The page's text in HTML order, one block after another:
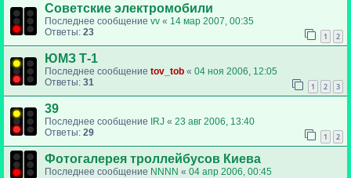
Советские электромобили
Последнее сообщение vv « 14 мар 2007, 00:35
Ответы: 23 1 2
ЮМЗ Т-1
Последнее сообщение tov_tob « 04 ноя 2006, 12:05
Ответы: 31 1 2 3
39
Последнее сообщение IRJ « 23 авг 2006, 13:40
Ответы: 29 1 2
Фотогалерея троллейбусов Киева
Последнее сообщение NNNN « 04 апр 2006, 00:45